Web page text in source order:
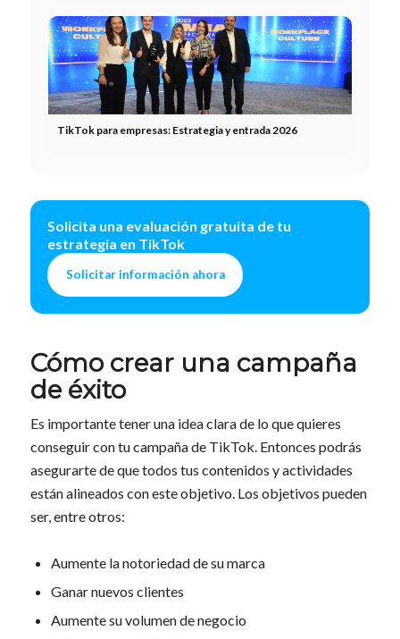
TikTok para empresas: Estrategia y entrada 2026
Solicita una evaluación gratuita de tu
estrategia en TikTok
Solicitar información ahora
Cómo crear una campaña
de éxito
Es importante tener una idea clara de lo que quieres
conseguir con tu campaña de TikTok. Entonces podrás
asegurarte de que todos tus contenidos y actividades
están alineados con este objetivo. Los objetivos pueden
ser, entre otros:
Aumente la notoriedad de su marca
Ganar nuevos clientes
Aumente su volumen de negocio